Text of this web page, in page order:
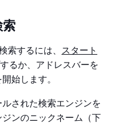
するには、 スタート
るか、アドレスバーを
始します。
された検索エンジンを
ンのニックネーム（下